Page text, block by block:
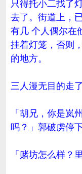
只得托小二找了
去了。街道上，
有几 个人偶尔在
挂着灯笼，否则
的地方。
三人漫无目的走
「胡兄，你是岚
吗？」郭破虏停
「赌坊怎么样？